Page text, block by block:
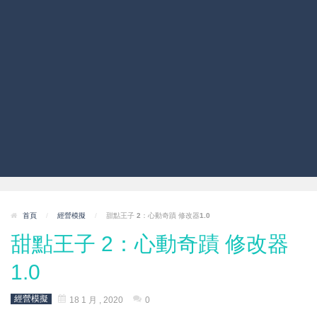
首頁 / 經營模擬 / 甜點王子 2：心動奇蹟 修改器1.0
甜點王子 2：心動奇蹟 修改器
1.0
經營模擬 18 1 月 , 2020 0